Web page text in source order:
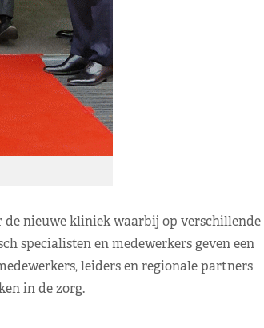
nieuwe kliniek waarbij op verschillende
specialisten en medewerkers geven een
leiders en regionale partners
in de zorg.